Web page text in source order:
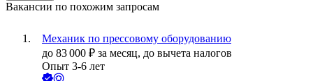
Вакансии по похожим запросам
Механик по прессовому оборудованию
до 83 000 ₽ за месяц, до вычета налогов
Опыт 3-6 лет